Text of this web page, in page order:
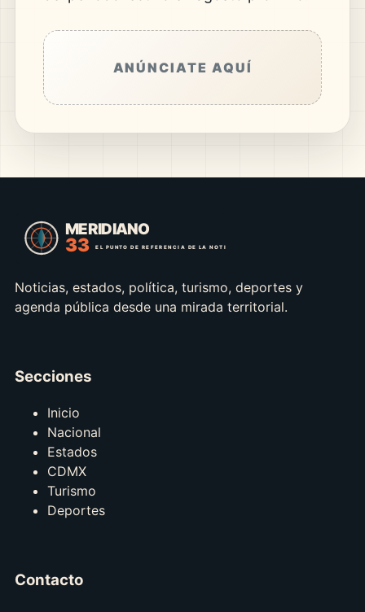
ANÚNCIATE AQUÍ
Noticias, estados, política, turismo, deportes y
agenda pública desde una mirada territorial.
Secciones
Inicio
Nacional
Estados
CDMX
Turismo
Deportes
Contacto